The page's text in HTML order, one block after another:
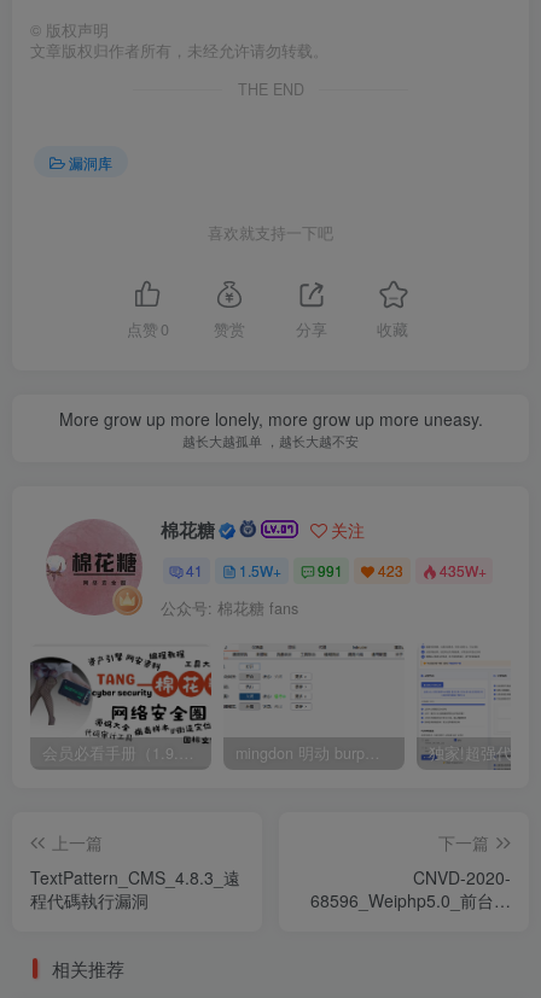
© 版权声明
文章版权归作者所有，未经允许请勿转载。
THE END
漏洞库
喜欢就支持一下吧
点赞 0 赞赏 分享 收藏
More grow up more lonely, more grow up more uneasy.
越长大越孤单 ，越长大越不安
棉花糖 关注
41 1.5W+ 991 423 435W+
公众号: 棉花糖 fans
会员必看手册（1.9.0版本 26.4.5更新） mingdon 明动 burp插件0.2.6版本 本地时间校验去除版
上一篇
TextPattern_CMS_4.8.3_遠
程代碼執行漏洞
下一篇
CNVD-2020-
68596_Weiphp5.0_前台文
相关推荐